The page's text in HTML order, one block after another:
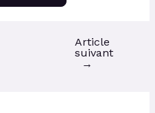
Article
suivant
→